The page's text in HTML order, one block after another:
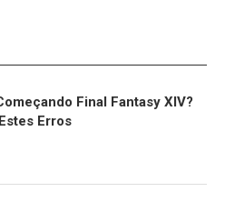
Final Fantasy XIV?
Erros